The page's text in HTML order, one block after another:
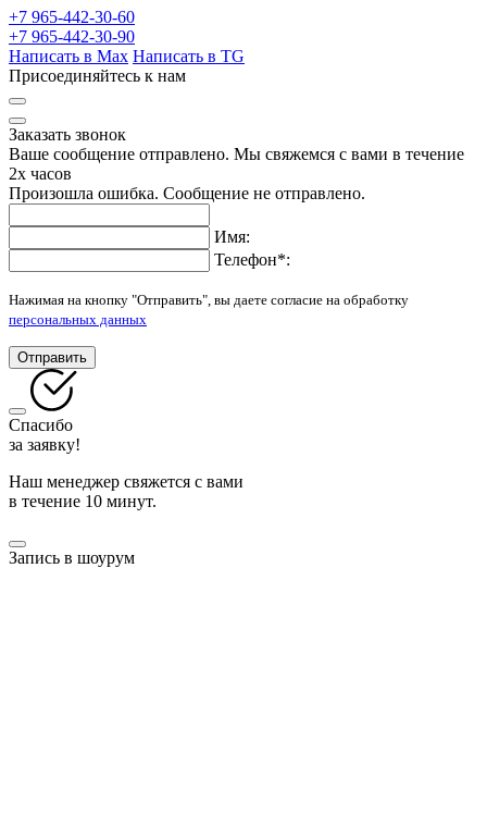
+7 965-442-30-60
+7 965-442-30-90
Написать в Max Написать в TG
Присоединяйтесь к нам
Заказать звонок
Ваше сообщение отправлено. Мы свяжемся с вами в течение
2х часов
Произошла ошибка. Сообщение не отправлено.
Имя:
Телефон*:
Нажимая на кнопку "Отправить", вы даете согласие на обработку
персональных данных
Отправить
Спасибо
за заявку!
Наш менеджер свяжется с вами
в течение 10 минут.
Запись в шоурум